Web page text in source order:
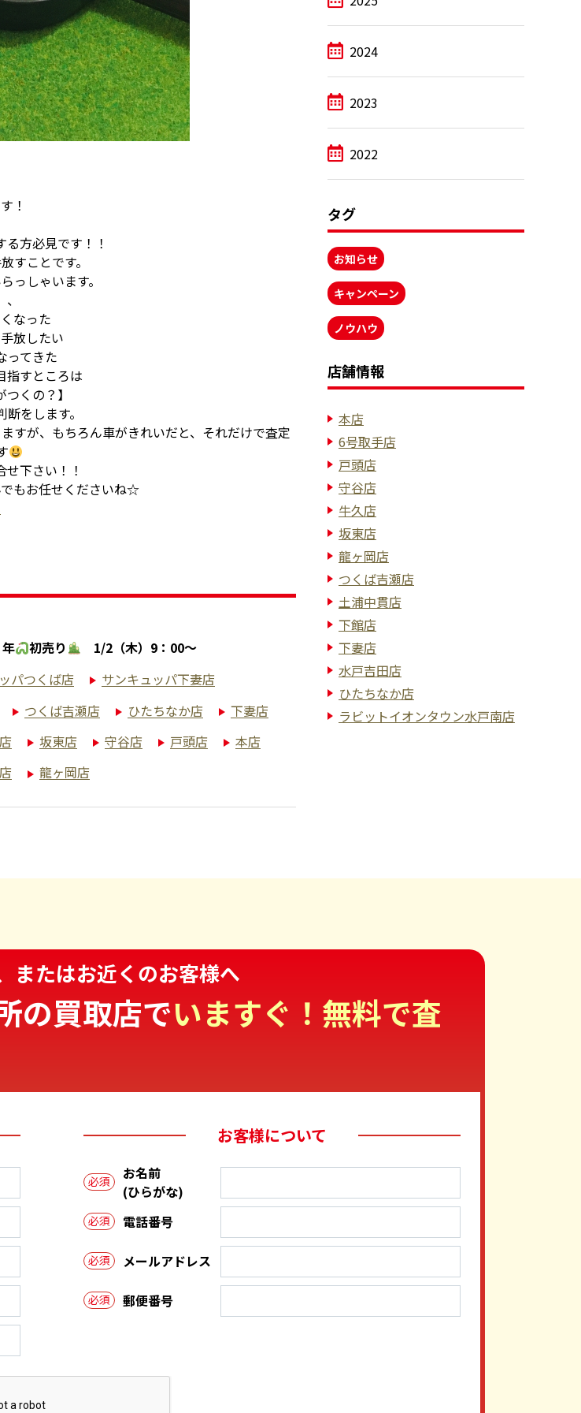
！
方必見です！！
すことです。
っしゃいます。
なった
放したい
ってきた
指すところは
くの？】
をします。
すが、もちろん車がきれいだと、それだけで査定
下さい！！
もお任せくださいね☆
初売り 1/2（木）9：00～
パつくば店
サンキュッパ下妻店
つくば吉瀬店 ひたちなか店
下妻店
坂東店 守谷店 戸頭店
本店
龍ヶ岡店
2024
2023
2022
タグ
お知らせ
キャンペーン
ノウハウ
店舗情報
本店
6号取手店
戸頭店
守谷店
牛久店
坂東店
龍ヶ岡店
つくば吉瀬店
土浦中貫店
下館店
下妻店
水戸吉田店
ひたちなか店
ラビットイオンタウン水戸南店
またはお近くのお客様へ
の買取店でいますぐ！無料で査
お客様について
必須
お名前
(ひらがな)
必須 電話番号
必須 メールアドレス
必須 郵便番号